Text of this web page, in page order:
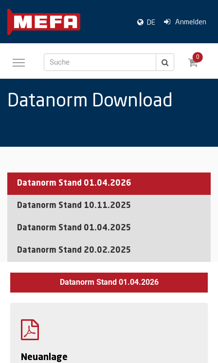
DE Anmelden
Suche
0
Datanorm Download
Datanorm Stand 01.04.2026
Datanorm Stand 10.11.2025
Datanorm Stand 01.04.2025
Datanorm Stand 20.02.2025
Datanorm Stand 01.04.2026
Neuanlage